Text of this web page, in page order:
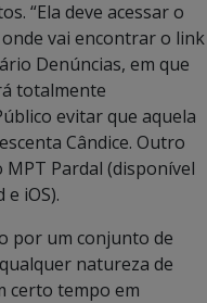
“Ela deve acessar o
onde vai encontrar o link
Denúncias, em que
totalmente
evitar que aquela
Cândice. Outro
Pardal (disponível
iOS).
por um conjunto de
natureza de
certo tempo em